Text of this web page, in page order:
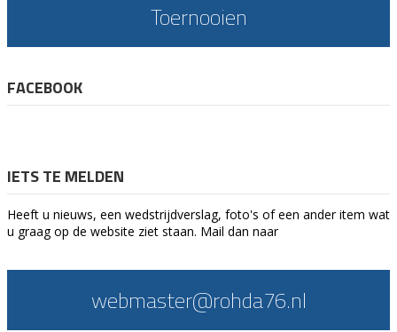
Toernooien
FACEBOOK
IETS TE MELDEN
Heeft u nieuws, een wedstrijdverslag, foto's of een ander item wat
u graag op de website ziet staan. Mail dan naar
webmaster@rohda76.nl